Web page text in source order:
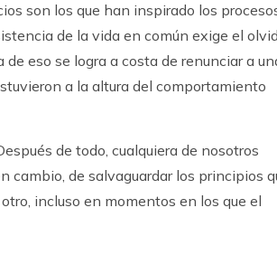
son los que han inspirado los
de la vida en común exige el
eso se logra a costa de renunciar a
a la altura del comportamiento
de todo, cualquiera de nosotros
cambio, de salvaguardar los principios
incluso en momentos en los que el